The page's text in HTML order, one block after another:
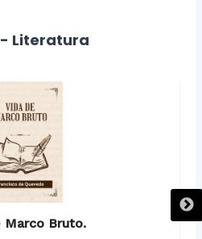
- Literatura
Marco Bruto.